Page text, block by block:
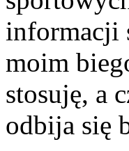
informacji
moim
stosuję, a
odbija się